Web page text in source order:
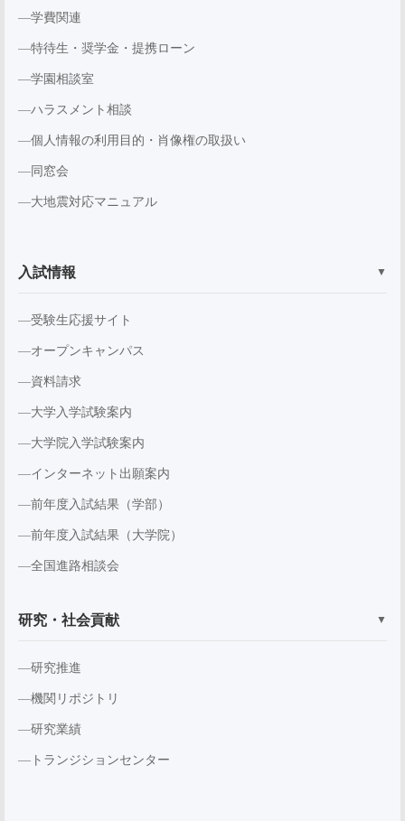
学費関連
特待生・奨学金・提携ローン
学園相談室
ハラスメント相談
個人情報の利用目的・肖像権の取扱い
同窓会
大地震対応マニュアル
入試情報 ▼
受験生応援サイト
オープンキャンパス
資料請求
大学入学試験案内
大学院入学試験案内
インターネット出願案内
前年度入試結果（学部）
前年度入試結果（大学院）
全国進路相談会
研究・社会貢献 ▼
研究推進
機関リポジトリ
研究業績
トランジションセンター